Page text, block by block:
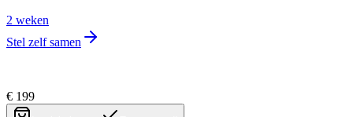
2 weken
Stel zelf samen
€ 199
Nieuwsbrief